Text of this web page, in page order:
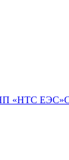
«НТС ЕЭС»